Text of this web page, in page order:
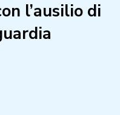
l’ausilio di